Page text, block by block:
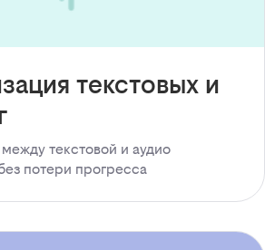
текстовых и
текстовой и аудио
потери прогресса